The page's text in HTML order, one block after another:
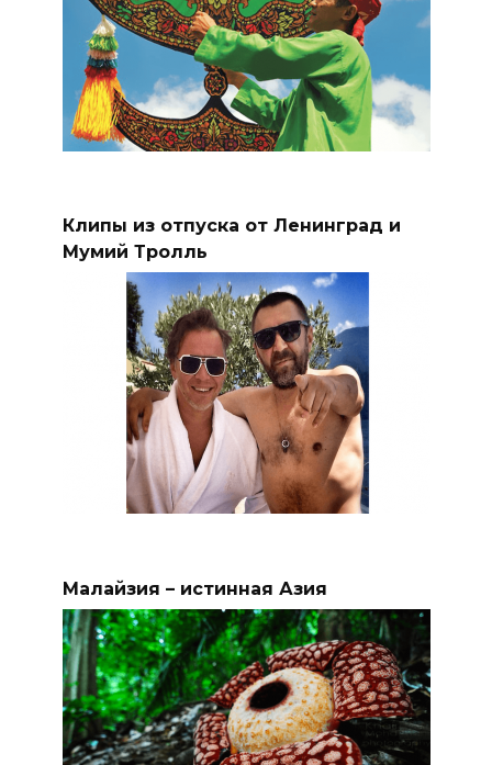
Клипы из отпуска от Ленинград и
Мумий Тролль
Малайзия – истинная Азия